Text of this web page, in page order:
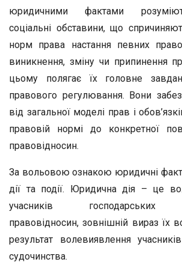
юридичними фактами
соціальні обставини, що
норм права настання певних
виникнення, зміну чи припинення
цьому полягає їх головне
правового регулювання. Вони
від загальної моделі прав і
правовій нормі до конкретної
правовідносин.
За вольовою ознакою юридичні
дії та події. Юридична дія – це
учасників господарських
правовідносин, зовнішній вираз їх
результат волевиявлення
судочинства.